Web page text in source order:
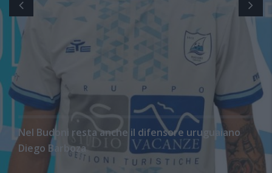
Nel Budoni resta anche il difensore uruguaiano
Diego Barboza